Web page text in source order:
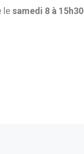
le samedi 8 à 15h30